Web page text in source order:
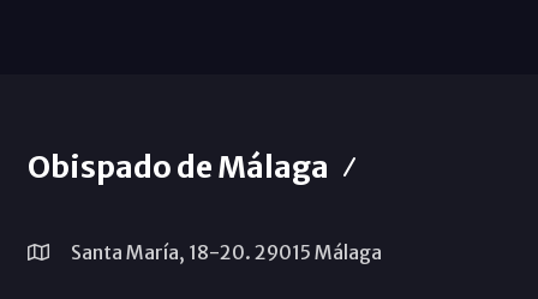
Obispado de Málaga
Santa María, 18-20. 29015 Málaga